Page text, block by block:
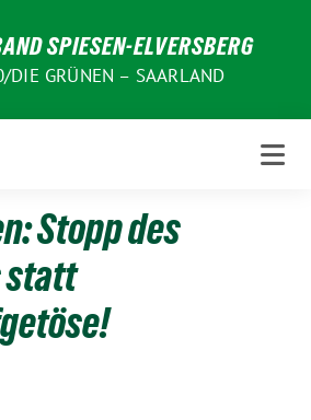
SPIESEN-ELVERSBERG
DIE GRÜNEN – SAARLAND
Stopp des
statt